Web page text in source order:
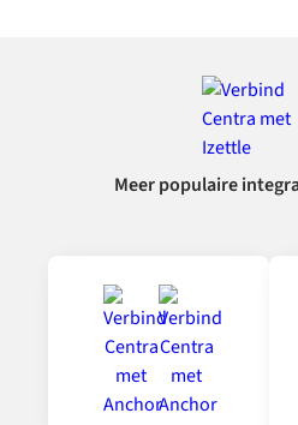
Meer populaire